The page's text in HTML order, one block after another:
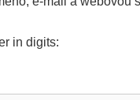
in digits: